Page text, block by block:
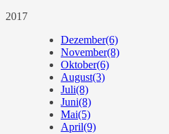
2017
Dezember(6)
November(8)
Oktober(6)
August(3)
Juli(8)
Juni(8)
Mai(5)
April(9)